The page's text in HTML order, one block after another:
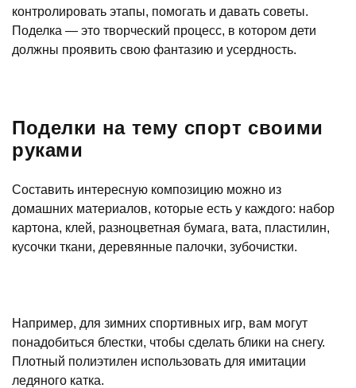
контролировать этапы, помогать и давать советы.
Поделка — это творческий процесс, в котором дети
должны проявить свою фантазию и усердность.
Поделки на тему спорт своими
руками
Составить интересную композицию можно из
домашних материалов, которые есть у каждого: набор
картона, клей, разноцветная бумага, вата, пластилин,
кусочки ткани, деревянные палочки, зубочистки.
Например, для зимних спортивных игр, вам могут
понадобиться блестки, чтобы сделать блики на снегу.
Плотный полиэтилен использовать для имитации
ледяного катка.